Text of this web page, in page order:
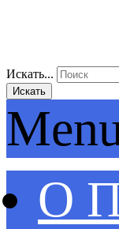
Искать...
Искать
О